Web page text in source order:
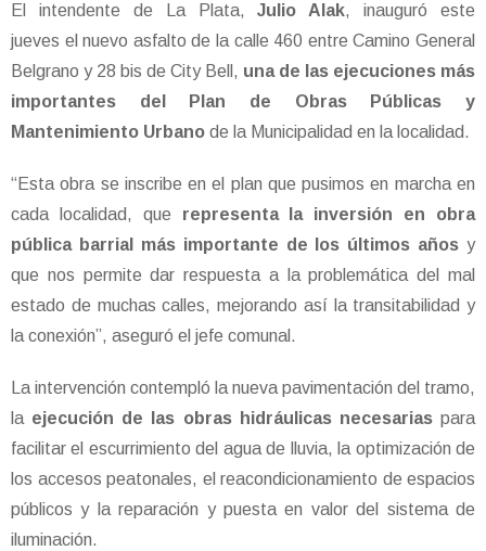
El intendente de La Plata, Julio Alak, inauguró este
jueves el nuevo asfalto de la calle 460 entre Camino General
Belgrano y 28 bis de City Bell, una de las ejecuciones más
importantes del Plan de Obras Públicas y
Mantenimiento Urbano de la Municipalidad en la localidad.
“Esta obra se inscribe en el plan que pusimos en marcha en
cada localidad, que representa la inversión en obra
pública barrial más importante de los últimos años y
que nos permite dar respuesta a la problemática del mal
estado de muchas calles, mejorando así la transitabilidad y
la conexión”, aseguró el jefe comunal.
La intervención contempló la nueva pavimentación del tramo,
la ejecución de las obras hidráulicas necesariaspara
facilitar el escurrimiento del agua de lluvia, la optimización de
los accesos peatonales, el reacondicionamiento de espacios
públicos y la reparación y puesta en valor del sistema de
iluminación.